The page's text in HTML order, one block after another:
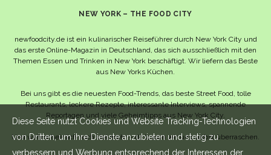
NEW YORK – THE FOOD CITY
newfoodcity.de ist ein kulinarischer Reiseführer durch New York City und
das erste Online-Magazin in Deutschland, das sich ausschließlich mit den
Themen Essen und Trinken in New York beschäftigt. Wir liefern das Beste
aus New Yorks Küchen.
Bei uns gibt es die neuesten Food-Trends, das beste Street Food, tolle
Restaurants, leckere Rezepte, interessante Interviews, spannende
Reportagen und viele Geheimtipps aus New York City.
Und wahrscheinlich noch viel mehr – da lassen wir uns selbst überraschen.
Diese Seite nutzt Cookies und Website Tracking-Technologien
von Dritten, um ihre Dienste anzubieten und stetig zu
verbessern und Werbung entsprechend der Interessen der